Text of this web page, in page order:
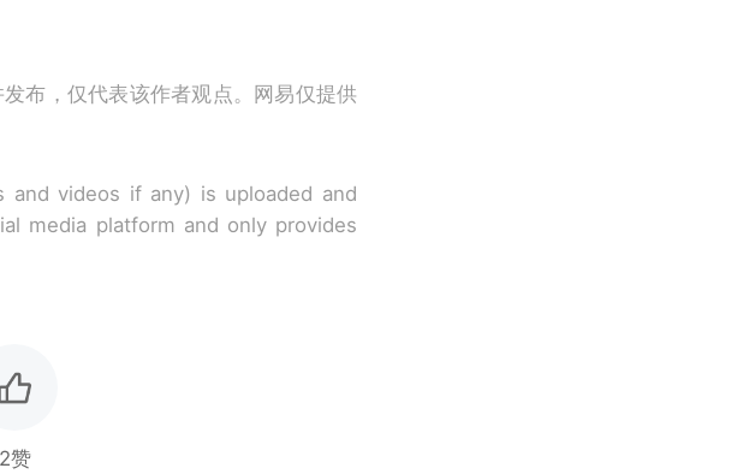
布，仅代表该作者观点。网易仅提供
videos if any) is uploaded and
media platform and only provides
2赞